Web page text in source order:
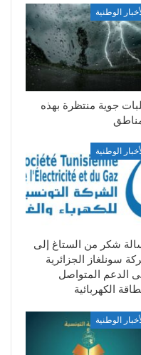
الوطنية
جوية منتظرة بهذه
الوطنية
شكر من الستاغ إلى
سونلغاز الجزائرية
الدعم المتواصل
الكهربائية
الوطنية